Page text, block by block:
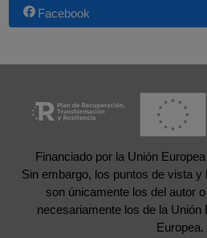
Facebook
Financiado por la Unión
Sin embargo, los puntos de vista
son únicamente los del autor
necesariamente los de la Unión
Europea.